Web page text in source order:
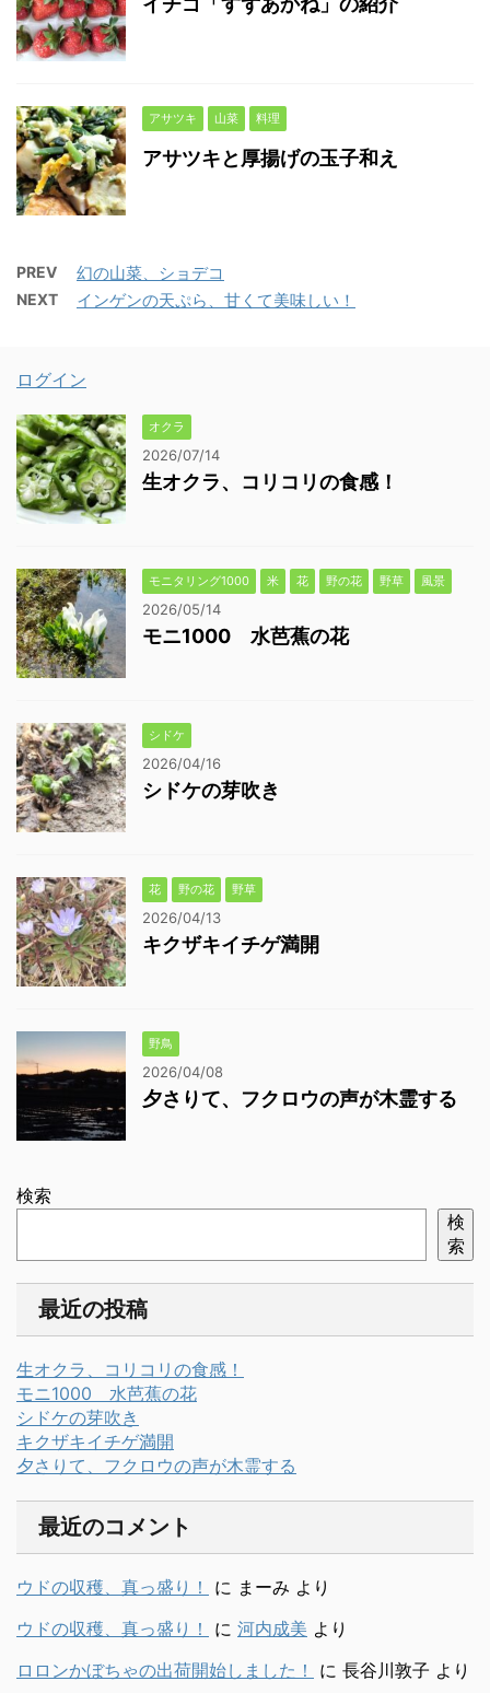
アサツキ 山菜 料理
アサツキと厚揚げの玉子和え
PREV 幻の山菜、ショデコ
NEXT インゲンの天ぷら、甘くて美味しい！
ログイン
オクラ
2026/07/14
生オクラ、コリコリの食感！
モニタリング1000 米 花 野の花 野草 風景
2026/05/14
モニ1000 水芭蕉の花
シドケ
2026/04/16
シドケの芽吹き
花 野の花 野草
2026/04/13
キクザキイチゲ満開
野鳥
2026/04/08
夕さりて、フクロウの声が木霊する
検索
検
索
最近の投稿
生オクラ、コリコリの食感！
モニ1000 水芭蕉の花
シドケの芽吹き
キクザキイチゲ満開
夕さりて、フクロウの声が木霊する
最近のコメント
ウドの収穫、真っ盛り！ に まーみ より
ウドの収穫、真っ盛り！
に 河内成美 より
ロロンかぼちゃの出荷開始しました！
に 長谷川敦子 より